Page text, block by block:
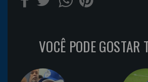
VOCÊ PODE GOSTAR